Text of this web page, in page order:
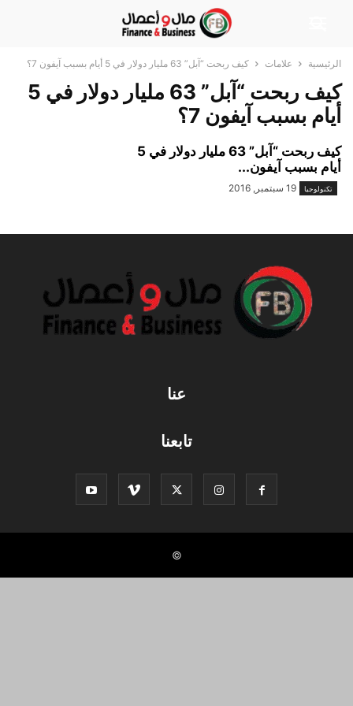
الرئيسية علامات كيف ربحت “آبل” 63 مليار دولار في 5 أيام بسبب آيفون 7؟
كيف ربحت “آبل” 63 مليار دولار في 5
أيام بسبب آيفون 7؟
كيف ربحت “آبل” 63 مليار دولار في 5
أيام بسبب آيفون...
تكنولوجيا 19 سبتمبر, 2016
عنا
تابعنا
©